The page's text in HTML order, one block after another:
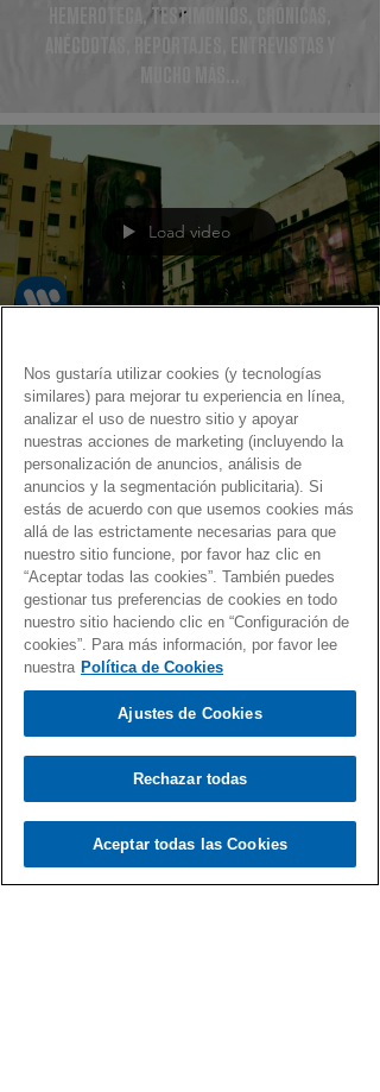
HEMEROTECA, TESTIMONIOS, CRÓNICAS,
ANÉCDOTAS, REPORTAJES, ENTREVISTAS Y
Load video
Fernando Martín
7 oct 2020
Audible…¡el Gen Dro en
podcast!
Estos son los 12 grupos que componen la
temporada de podcasts de Audible
Nos gustaría utilizar cookies (y tecnologías
similares) para mejorar tu experiencia en línea,
analizar el uso de nuestro sitio y apoyar
nuestras acciones de marketing (incluyendo la
personalización de anuncios, análisis de
anuncios y la segmentación publicitaria). Si
estás de acuerdo con que usemos cookies más
allá de las estrictamente necesarias para que
nuestro sitio funcione, por favor haz clic en
“Aceptar todas las cookies”. También puedes
gestionar tus preferencias de cookies en todo
nuestro sitio haciendo clic en “Configuración de
cookies”. Para más información, por favor lee
nuestra Política de Cookies
Ajustes de Cookies
Rechazar todas
Aceptar todas las Cookies